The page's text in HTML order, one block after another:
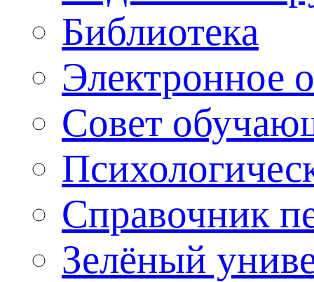
Библиотека
Электронное
Совет
Справочник
Зелёный